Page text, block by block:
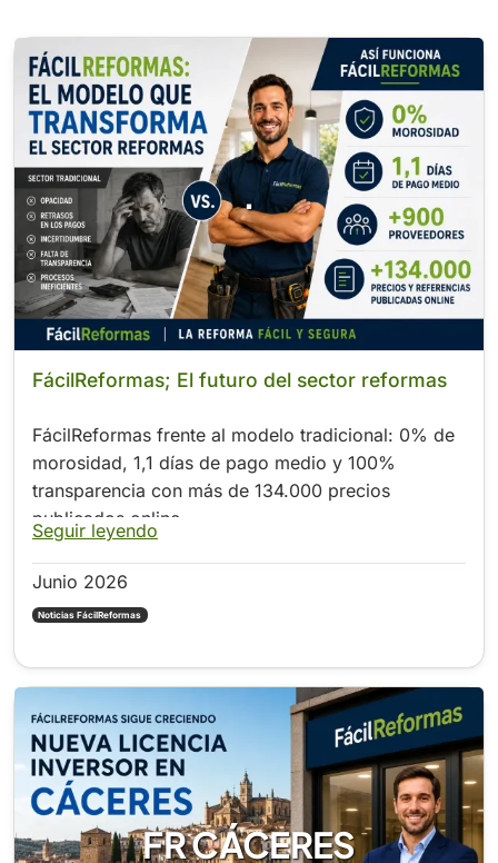
.
FácilReformas; El futuro del sector reformas
FácilReformas frente al modelo tradicional: 0% de
morosidad, 1,1 días de pago medio y 100%
transparencia con más de 134.000 precios
publicados online
Seguir leyendo
Junio 2026
Noticias FácilReformas
FR CÁCERES